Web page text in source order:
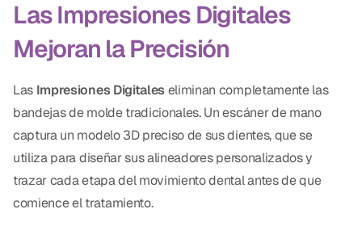
Las Impresiones Digitales
Mejoran la Precisión
Las Impresiones Digitaleseliminan completamente las
bandejas de molde tradicionales. Un escáner de mano
captura un modelo 3D preciso de sus dientes, que se
utiliza para diseñar sus alineadores personalizados y
trazar cada etapa del movimiento dental antes de que
comience el tratamiento.